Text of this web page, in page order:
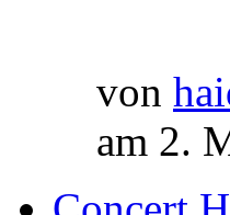
von
am 2.